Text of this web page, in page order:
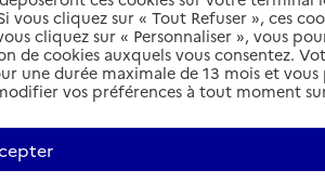
vous cliquez sur « Tout Refuser », ces
cliquez sur « Personnaliser », vous
de cookies auxquels vous consentez.
une durée maximale de 13 mois et
vos préférences à tout moment